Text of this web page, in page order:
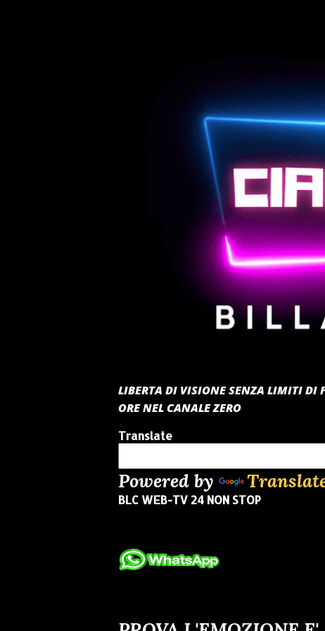
LIBERTA DI VISIONE SENZA LIMITI DI
ORE NEL CANALE ZERO
Translate
Powered by
BLC WEB-TV 24 NON STOP